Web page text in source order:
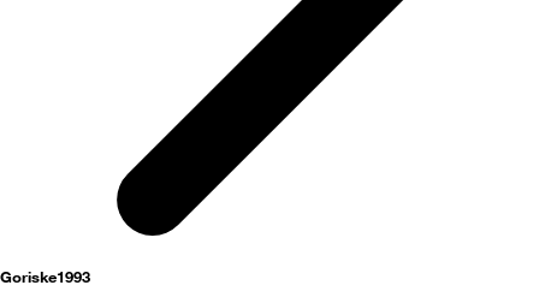
Goriske1993